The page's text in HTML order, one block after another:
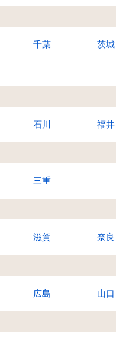
千葉 茨城
石川 福井
三重
滋賀 奈良
広島 山口